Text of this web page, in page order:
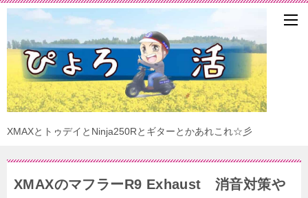
XMAXとトゥデイとNinja250Rとギターとかあれこれ☆彡
XMAXのマフラーR9 Exhaust 消音対策や